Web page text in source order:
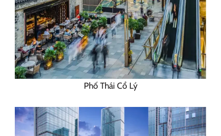
Phố Thái Cổ Lý